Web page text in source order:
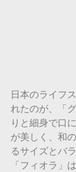
日本のライフ
れたのが、「
りと細身で口
が美しく、和
るサイズとバ
「フィオラ」